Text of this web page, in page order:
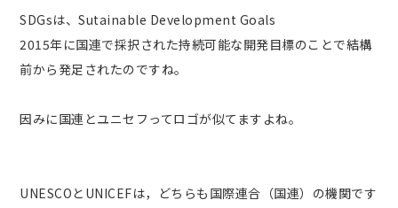
SDGsは、Sutainable Development Goals
2015年に国連で採択された持続可能な開発目標のことで結構
前から発足されたのですね。
因みに国連とユニセフってロゴが似てますよね。
UNESCOとUNICEFは，どちらも国際連合（国連）の機関です